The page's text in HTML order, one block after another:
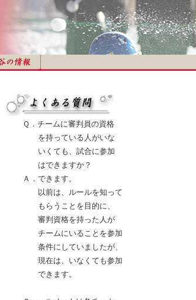
Ｑ．チームに審判員の資格
を持っている人がいな
いくても、試合に参加
はできますか？
Ａ．できます。
以前は、ルールを知って
もらうことを目的に、
審判資格を持った人が
チームにいることを参加
条件にしていましたが、
現在は、いなくても参加
できます。